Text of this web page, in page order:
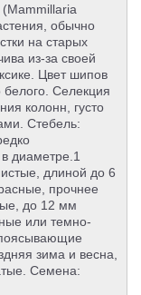
обычно
на старых
из-за своей
Цвет шипов
белого. Селекция
колонн, густо
Стебель:
диаметре.1
длиной до 6
прочнее
до 12 мм
или темно-
зима и весна,
Семена: